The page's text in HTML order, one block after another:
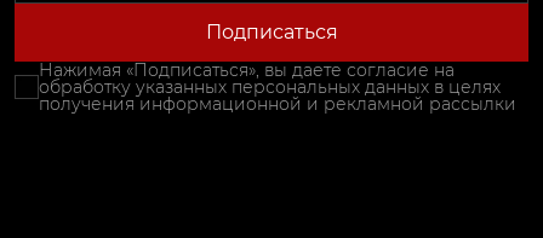
Подписаться
Нажимая «Подписаться», вы даете согласие на
обработку указанных персональных данных в целях
получения информационной и рекламной рассылки